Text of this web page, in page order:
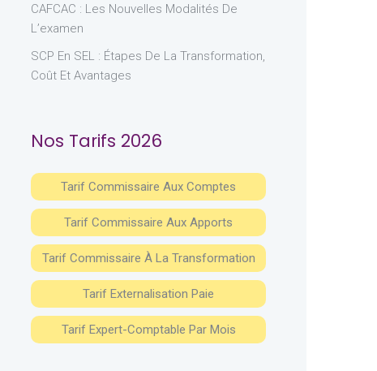
CAFCAC : Les Nouvelles Modalités De
L’examen
SCP En SEL : Étapes De La Transformation,
Coût Et Avantages
Nos Tarifs 2026
Tarif Commissaire Aux Comptes
Tarif Commissaire Aux Apports
Tarif Commissaire À La Transformation
Tarif Externalisation Paie
Tarif Expert-Comptable Par Mois